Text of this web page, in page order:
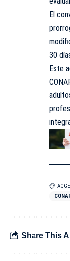
El
30
Este
Share This